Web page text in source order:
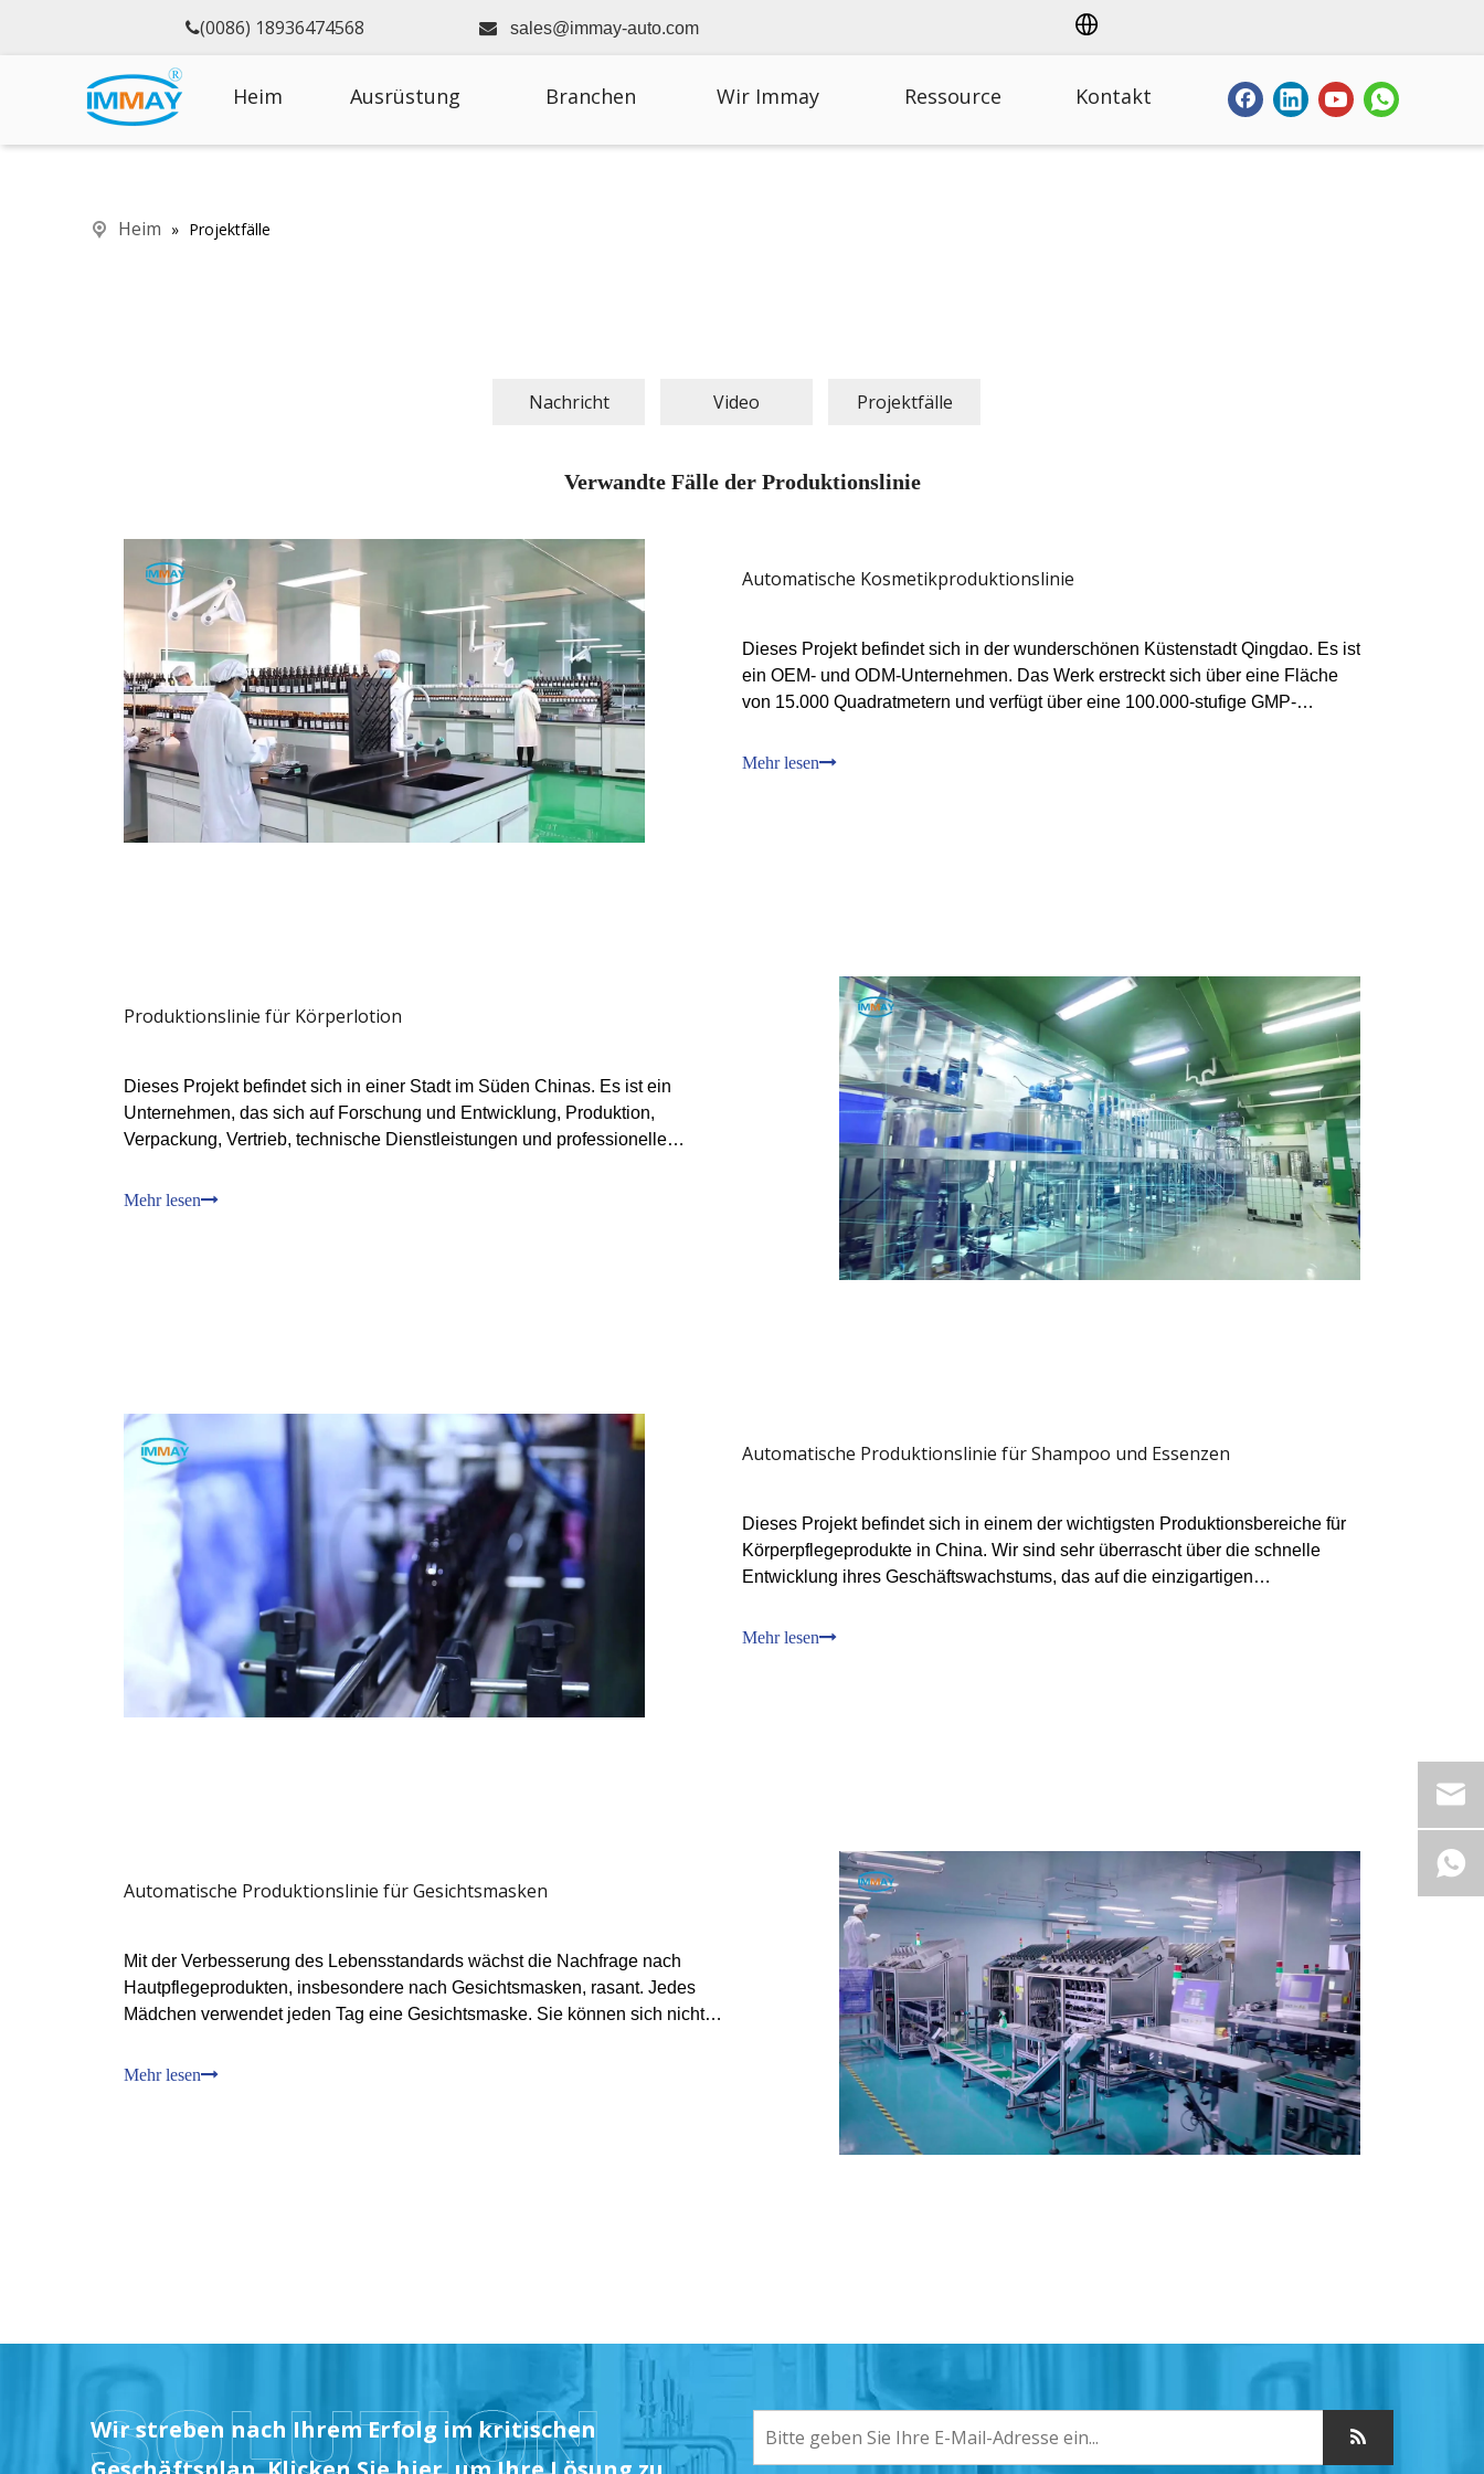
(0086) 18936474568  sales@immay-auto.com
Heim Ausrüstung Branchen Wir Immay Ressource Kontakt
Heim » Projektfälle
Nachricht Video Projektfälle
Verwandte Fälle der Produktionslinie
Automatische Kosmetikproduktionslinie
Dieses Projekt befindet sich in der wunderschönen Küstenstadt Qingdao. Es ist
ein OEM- und ODM-Unternehmen. Das Werk erstreckt sich über eine Fläche
von 15.000 Quadratmetern und verfügt über eine 100.000-stufige GMP-
mehreren automatisierten Produktionslinien mit einer Vielzahl von
Mehr lesen
Produktionslinie für Körperlotion
Dieses Projekt befindet sich in einer Stadt im Süden Chinas. Es ist ein
Unternehmen, das sich auf Forschung und Entwicklung, Produktion,
Verpackung, Vertrieb, technische Dienstleistungen und professionelle
erstreckt sich über eine Fläche von 14.300 Quadratmetern und verfügt über
Mehr lesen
Automatische Produktionslinie für Shampoo und Essenzen
Dieses Projekt befindet sich in einem der wichtigsten Produktionsbereiche für
Körperpflegeprodukte in China. Wir sind sehr überrascht über die schnelle
Entwicklung ihres Geschäftswachstums, das auf die einzigartigen
ist unser Kundenstamm von einer Jahresproduktion auf 600 gewachsen
Mehr lesen
Automatische Produktionslinie für Gesichtsmasken
Mit der Verbesserung des Lebensstandards wächst die Nachfrage nach
Hautpflegeprodukten, insbesondere nach Gesichtsmasken, rasant. Jedes
Mädchen verwendet jeden Tag eine Gesichtsmaske. Sie können sich nicht
Chen sagte: Bezüglich der Verwendung von Gesichtsmasken durch
Mehr lesen
Wir streben nach Ihrem Erfolg im kritischen